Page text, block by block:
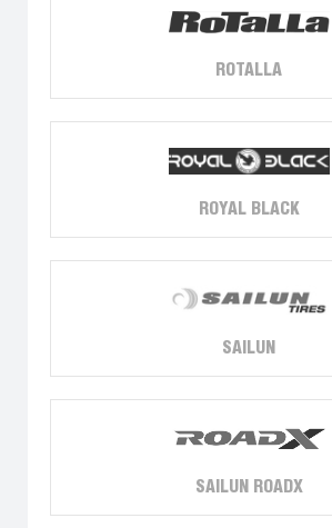
ROTALLA
ROYAL BLACK
SAILUN
SAILUN ROADX